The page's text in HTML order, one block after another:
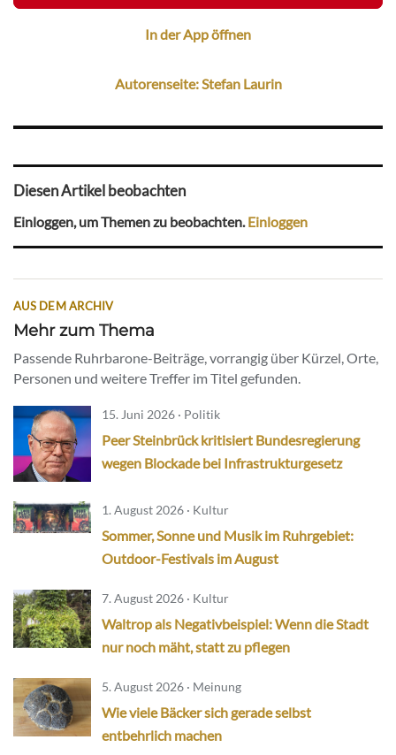
In der App öffnen
Autorenseite: Stefan Laurin
Diesen Artikel beobachten
Einloggen, um Themen zu beobachten.Einloggen
AUS DEM ARCHIV
Mehr zum Thema
Passende Ruhrbarone-Beiträge, vorrangig über Kürzel, Orte,
Personen und weitere Treffer im Titel gefunden.
15. Juni 2026 · Politik
Peer Steinbrück kritisiert Bundesregierung
wegen Blockade bei Infrastrukturgesetz
1. August 2026 · Kultur
Sommer, Sonne und Musik im Ruhrgebiet:
Outdoor-Festivals im August
7. August 2026 · Kultur
Waltrop als Negativbeispiel: Wenn die Stadt
nur noch mäht, statt zu pflegen
5. August 2026 · Meinung
Wie viele Bäcker sich gerade selbst
entbehrlich machen